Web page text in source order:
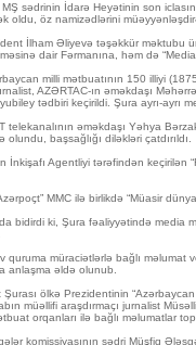
sədrinin İdarə Heyətinin son
oldu, öz namizədlərini
İlham Əliyevə təşəkkür məktubu
dair Fərmanına, həm də
milli mətbuatının 150 illiyi
AZƏRTAC-ın əməkdaşı
tədbiri keçirildi. Şura ayrı-ayrı
əməkdaşı Yəhya
başsağlığı diləkləri çatdırıldı.
İnkişafı Agentliyi tərəfindən
MMC ilə birlikdə “Müasir
bidirdi ki, Şura fəaliyyətində media
quruma müraciətlərlə bağlı
anlaşma əldə olunub.
ölkə Prezidentinin
müəllifi araşdırmaçı jurnalist
orqanları ilə bağlı məlumatlar
komissiyasının sədri Müşfiq